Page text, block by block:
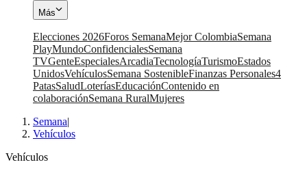
Más
Elecciones 2026Foros SemanaMejor ColombiaSemana
PlayMundoConfidencialesSemana
TVGenteEspecialesArcadiaTecnologíaTurismoEstados
UnidosVehículosSemana SostenibleFinanzas Personales4
PatasSaludLoteríasEducaciónContenido en
colaboraciónSemana RuralMujeres
Semana|
Vehículos
Vehículos